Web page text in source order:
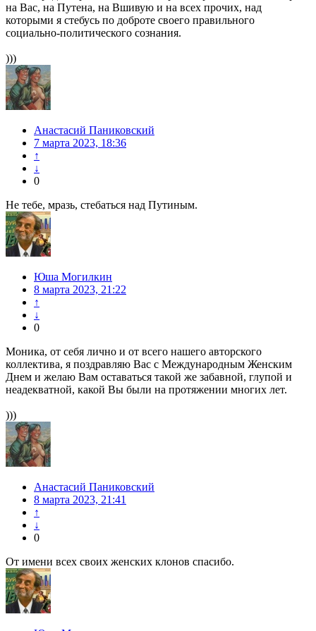
на Вас, на Путена, на Вшивую и на всех прочих, над
которыми я стебусь по доброте своего правильного
социально-политического сознания.
)))
Анастасий Паниковский
7 марта 2023, 18:36
↑
↓
0
Не тебе, мразь, стебаться над Путиным.
Юша Могилкин
8 марта 2023, 21:22
↑
↓
0
Моника, от себя лично и от всего нашего авторского
коллектива, я поздравляю Вас с Международным Женским
Днем и желаю Вам оставаться такой же забавной, глупой и
неадекватной, какой Вы были на протяжении многих лет.
)))
Анастасий Паниковский
8 марта 2023, 21:41
↑
↓
0
От имени всех своих женских клонов спасибо.